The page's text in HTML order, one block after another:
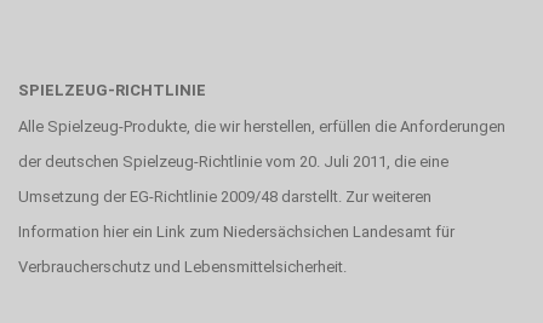
SPIELZEUG-RICHTLINIE
Alle Spielzeug-Produkte, die wir herstellen, erfüllen die Anforderungen
der deutschen Spielzeug-Richtlinie vom 20. Juli 2011, die eine
Umsetzung der EG-Richtlinie 2009/48 darstellt. Zur weiteren
Information hier ein Link zum Niedersächsichen Landesamt für
Verbraucherschutz und Lebensmittelsicherheit.